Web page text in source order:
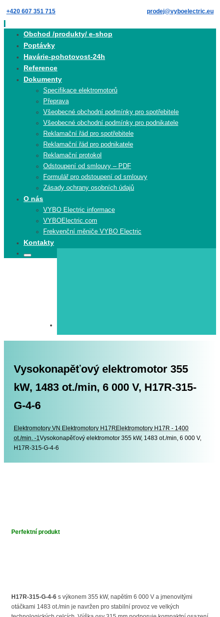
Skip
to
content
+420 607 351 715 prodej@vyboelectric.eu
Obchod /produkty/ e-shop
Poptávky
Havárie-pohotovost-24h
Reference
Dokumenty
Specifikace elektromotorů
Přeprava
Všeobecné obchodní podmínky pro spotřebitele
Všeobecné obchodní podmínky pro podnikatele
Reklamační řád pro spotřebitele
Reklamační řád pro podnikatele
Reklamační protokol
Odstoupení od smlouvy – PDF
Formulář pro odstoupení od smlouvy
Zásady ochrany osobních údajů
O nás
VYBO Electric informace
VYBOElectric.com
Frekvenční měniče VYBO Electric
Kontakty
Search
Search
Vysokonapěťový elektromotor 355
kW, 1483 ot./min, 6 000 V, H17R-315-
G-4-6
Elektromotory Elektromotory
VN Elektromotory H17R Elektromotory H17R - 1400
ot./min. -1Vysokonapěťový elektromotor 355 kW, 1483 ot./min, 6 000 V,
H17R-315-G-4-6
Perfektní produkt
H17R-315-G-4-6 s výkonem 355 kW, napětím 6 000 V a jmenovitými
otáčkami 1483 ot./min je navržen pro stabilní provoz ve velkých